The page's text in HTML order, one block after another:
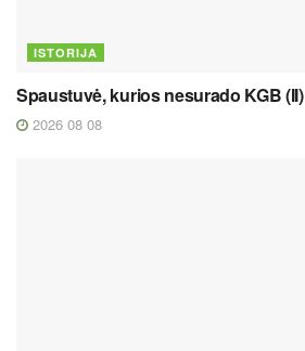
ISTORIJA
Spaustuvė, kurios nesurado KGB (II)
2026 08 08